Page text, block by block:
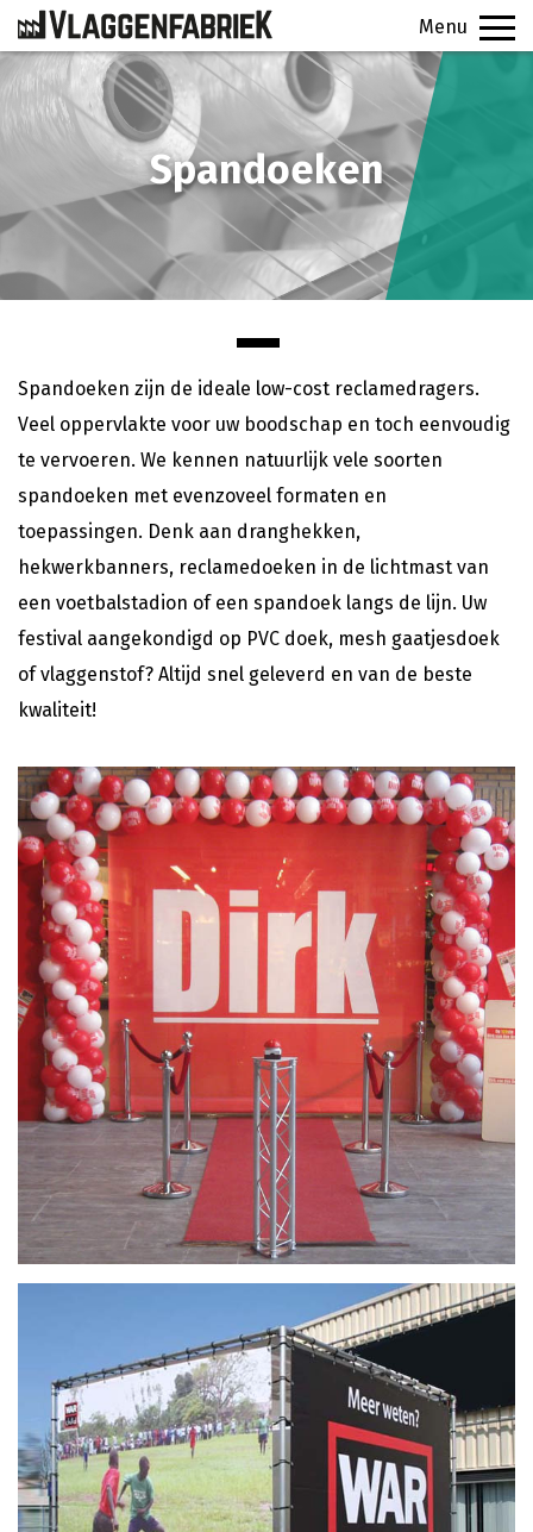
Menu
PRODUCTEN
VEELGESTELDE VRAGEN
SIGNINGFABRIEK
Spandoeken
Spandoeken zijn de ideale low-cost reclamedragers.
Veel oppervlakte voor uw boodschap en toch eenvoudig
te vervoeren. We kennen natuurlijk vele soorten
spandoeken met evenzoveel formaten en
toepassingen. Denk aan dranghekken,
hekwerkbanners, reclamedoeken in de lichtmast van
een voetbalstadion of een spandoek langs de lijn. Uw
festival aangekondigd op PVC doek, mesh gaatjesdoek
of vlaggenstof? Altijd snel geleverd en van de beste
kwaliteit!